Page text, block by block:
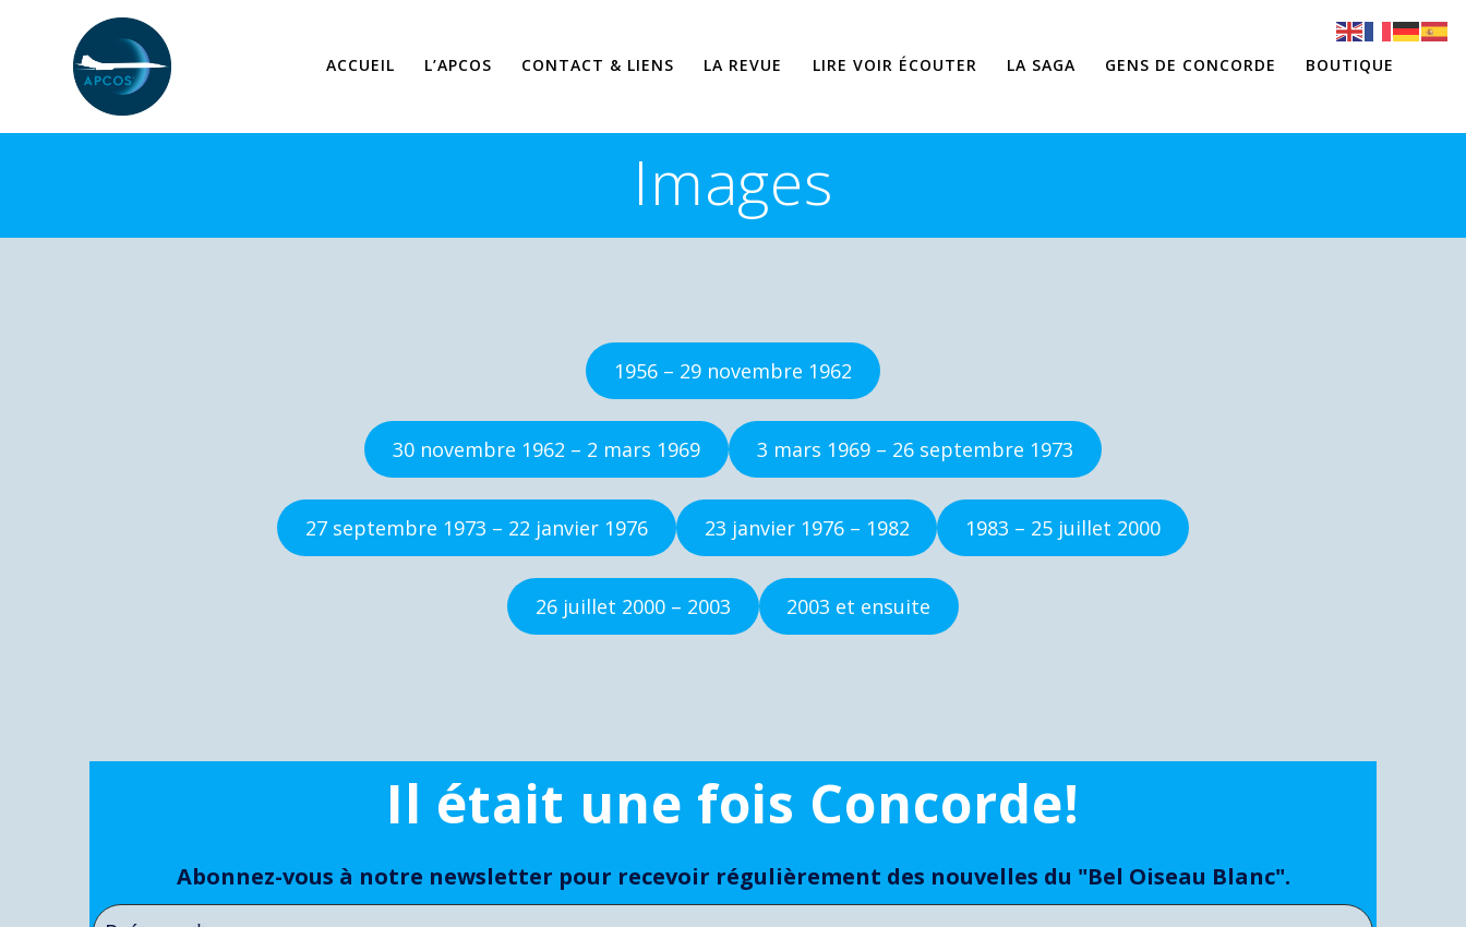
ACCUEIL L’APCOS CONTACT & LIENS LA REVUE LIRE VOIR ÉCOUTER LA SAGA GENS DE CONCORDE BOUTIQUE
Images
1956 – 29 novembre 1962
30 novembre 1962 – 2 mars 1969 3 mars 1969 – 26 septembre 1973
27 septembre 1973 – 22 janvier 1976 23 janvier 1976 – 1982 1983 – 25 juillet 2000
26 juillet 2000 – 2003 2003 et ensuite
Il était une fois Concorde!
Abonnez-vous à notre newsletter pour recevoir régulièrement des nouvelles du "Bel Oiseau Blanc".